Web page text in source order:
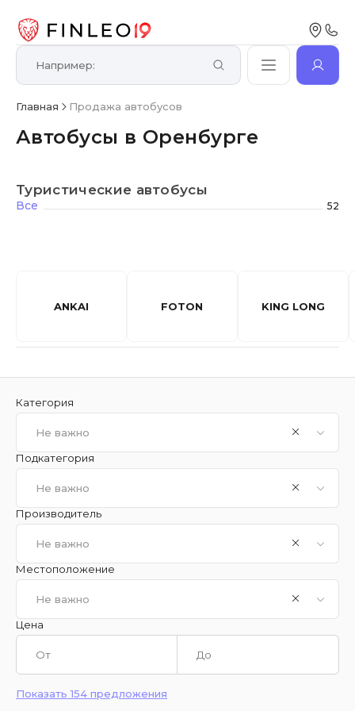
Главная Продажа автобусов
Автобусы в Оренбурге
Туристические автобусы
Все 52
ANKAI FOTON KING LONG
Категория
Не важно
Подкатегория
Не важно
Производитель
Не важно
Местоположение
Не важно
Цена
Показать 154 предложения